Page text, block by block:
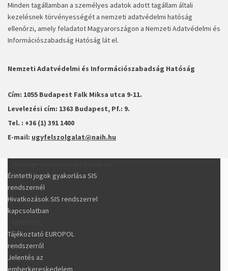
Minden tagállamban a személyes adatok adott tagállam általi
kezelésnek törvényességét a nemzeti adatvédelmi hatóság
ellenőrzi, amely feladatot Magyarországon a Nemzeti Adatvédelmi és
Információszabadság Hatóság lát el.
Nemzeti Adatvédelmi és Információszabadság Hatóság
Cím: 1055 Budapest Falk Miksa utca 9-11.
Levelezési cím: 1363 Budapest, Pf.: 9.
Tel. : +36 (1) 391 1400
E-mail: ugyfelszolgalat@naih.hu
Érintetti jogok gyakorlása SIS
rendszernél
Hivatkozások SIS rendszerrel
kapcsolatban
Tájékoztató EUROPOL
rendszerről
Jelentés az
emberkereskedelem